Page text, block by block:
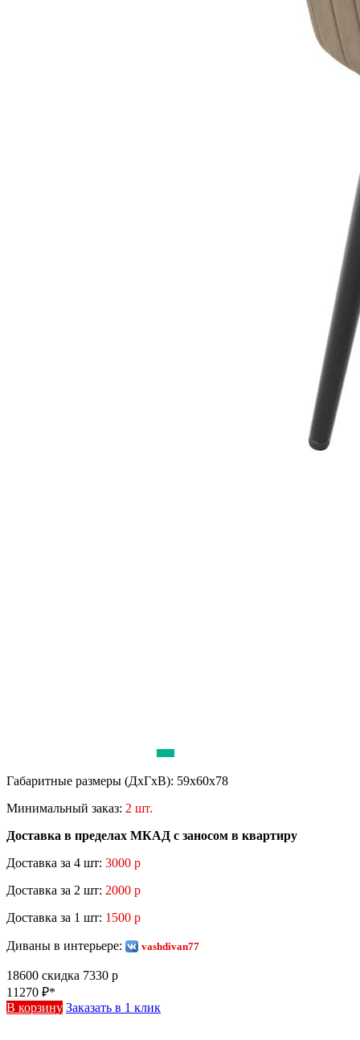
Габаритные размеры (ДхГхВ): 59х60х78
Минимальный заказ: 2 шт.
Доставка в пределах МКАД с заносом в квартиру
Доставка за 4 шт: 3000 р
Доставка за 2 шт: 2000 р
Доставка за 1 шт: 1500 р
Диваны в интерьере: vashdivan77
18600 скидка 7330 р
11270 ₽*
В корзину Заказать в 1 клик